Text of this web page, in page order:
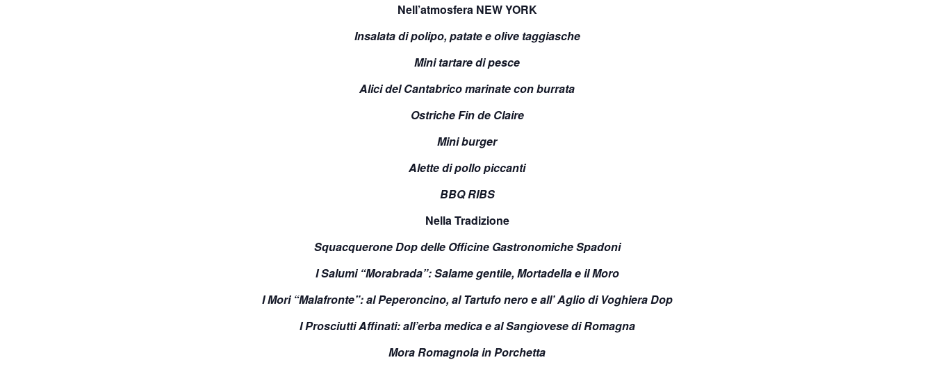
Nell’atmosfera NEW YORK
Insalata di polipo, patate e olive taggiasche
Mini tartare di pesce
Alici del Cantabrico marinate con burrata
Ostriche Fin de Claire
Mini burger
Alette di pollo piccanti
BBQ RIBS
Nella Tradizione
Squacquerone Dop delle Officine Gastronomiche Spadoni
I Salumi “Morabrada”: Salame gentile, Mortadella e il Moro
I Mori “Malafronte”: al Peperoncino, al Tartufo nero e all’ Aglio di Voghiera Dop
I Prosciutti Affinati: all’erba medica e al Sangiovese di Romagna
Mora Romagnola in Porchetta